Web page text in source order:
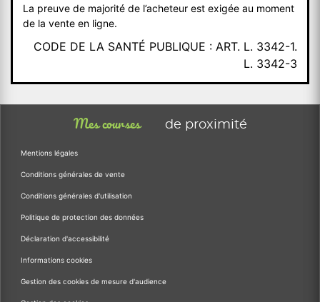
La preuve de majorité de l’acheteur est exigée au moment
de la vente en ligne.
CODE DE LA SANTÉ PUBLIQUE : ART. L. 3342-1.
L. 3342-3
Mes courses de proximité
Mentions légales
Conditions générales de vente
Conditions générales d'utilisation
Politique de protection des données
Déclaration d'accessibilité
Informations cookies
Gestion des cookies de mesure d'audience